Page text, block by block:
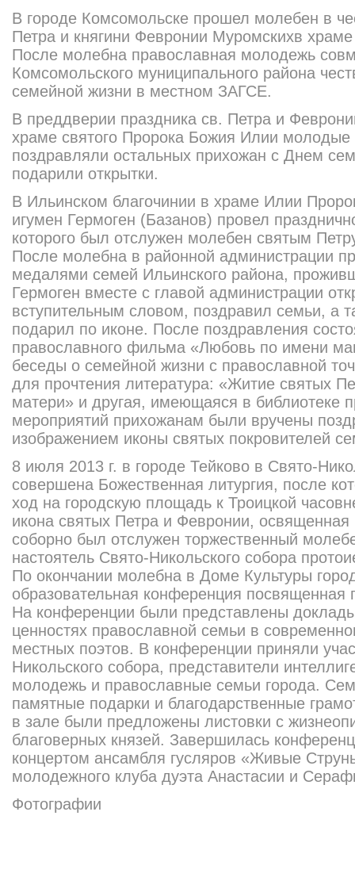
В городе Комсомольске прошел молебен в
Петра и княгини Февронии Муромскихв
После молебна православная молодежь
Комсомольского муниципального района
семейной жизни в местном ЗАГСЕ.
В преддверии праздника св. Петра и
храме святого Пророка Божия Илии
поздравляли остальных прихожан с Днем
подарили открытки.
В Ильинском благочинии в храме Илии
игумен Гермоген (Базанов) провел
которого был отслужен молебен святым
После молебна в районной администрации
медалями семей Ильинского района,
Гермоген вместе с главой администрации
вступительным словом, поздравил семьи, а
подарил по иконе. После поздравления
православного фильма «Любовь по имени
беседы о семейной жизни с православной
для прочтения литература: «Житие святых
матери» и другая, имеющаяся в библиотеке
мероприятий прихожанам были вручены
изображением иконы святых покровителей
8 июля 2013 г. в городе Тейково в Свято-
совершена Божественная литургия, после
ход на городскую площадь к Троицкой
икона святых Петра и Февронии,
соборно был отслужен торжественный
настоятель Свято-Никольского собора
По окончании молебна в Доме Культуры
образовательная конференция
На конференции были представлены
ценностях православной семьи в
местных поэтов. В конференции приняли
Никольского собора, представители
молодежь и православные семьи города.
памятные подарки и благодарственные
в зале были предложены листовки с
благоверных князей. Завершилась
концертом ансамбля гусляров «Живые
молодежного клуба дуэта Анастасии и
Фотографии